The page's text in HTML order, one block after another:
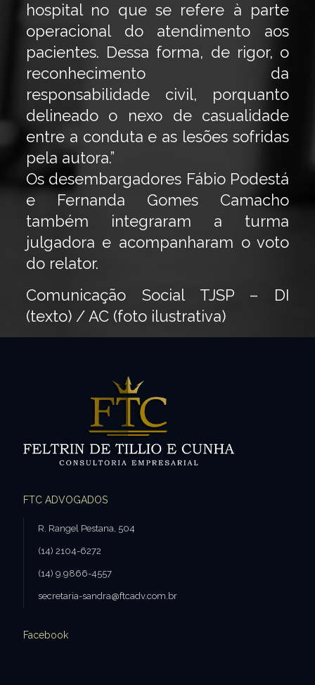
hospital no que se refere à parte
operacional do atendimento aos
pacientes. Dessa forma, de rigor, o
reconhecimento da
responsabilidade civil, porquanto
delineado o nexo de casualidade
entre a conduta e as lesões sofridas
pela autora.”
Os desembargadores Fábio Podestá
e Fernanda Gomes Camacho
também integraram a turma
julgadora e acompanharam o voto
do relator.
Comunicação Social TJSP – DI
(texto) / AC (foto ilustrativa)
FTC ADVOGADOS
R. Rangel Pestana, 504
(14) 2104-6272
(14) 9.9866-4557
secretaria-sandra@ftcadv.com.br
Facebook